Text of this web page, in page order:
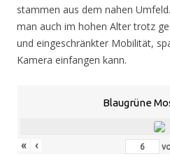
stammen aus dem nahen
man auch im hohen Alter trotz
und eingeschränkter Mobilität,
Kamera einfangen kann.
Blaugrüne
« ‹